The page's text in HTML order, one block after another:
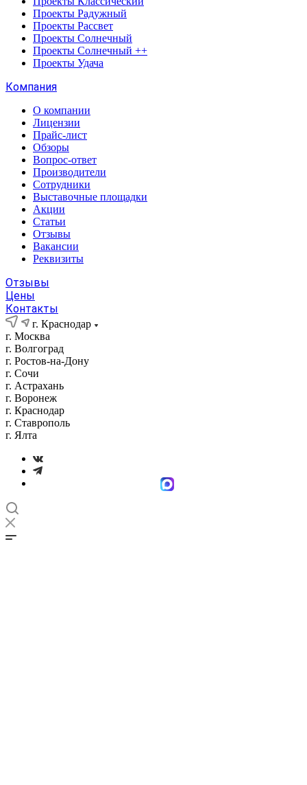
Проекты Радужный
Проекты Рассвет
Проекты Солнечный
Проекты Солнечный ++
Проекты Удача
Компания
О компании
Лицензии
Прайс-лист
Обзоры
Вопрос-ответ
Производители
Сотрудники
Выставочные площадки
Акции
Статьи
Отзывы
Вакансии
Реквизиты
Отзывы
Цены
Контакты
г. Краснодар
г. Москва
г. Волгоград
г. Ростов-на-Дону
г. Сочи
г. Астрахань
г. Воронеж
г. Краснодар
г. Ставрополь
г. Ялта